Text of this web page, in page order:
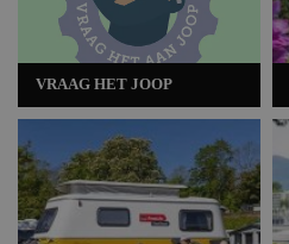
VRAAG HET JOOP